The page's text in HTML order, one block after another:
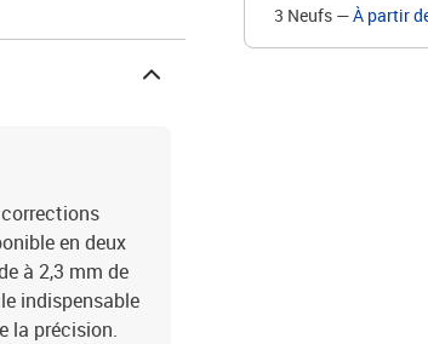
3 Neufs —À partir
en deux
à 2,3 mm de
indispensable
la précision.